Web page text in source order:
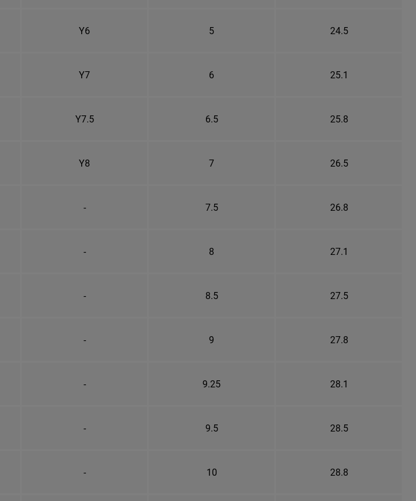
Y6 5 24.5
Y7 6 25.1
Y7.5 6.5 25.8
Y8 7 26.5
- 7.5 26.8
- 8 27.1
- 8.5 27.5
- 9 27.8
- 9.25 28.1
- 9.5 28.5
- 10 28.8